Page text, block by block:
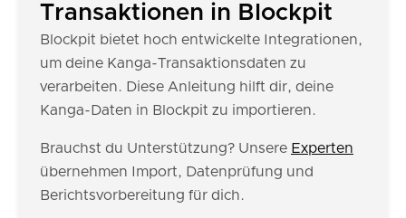
Transaktionen in Blockpit
Blockpit bietet hoch entwickelte Integrationen,
um deine Kanga-Transaktionsdaten zu
verarbeiten. Diese Anleitung hilft dir, deine
Kanga-Daten in Blockpit zu importieren.
Brauchst du Unterstützung? Unsere Experten
übernehmen Import, Datenprüfung und
Berichtsvorbereitung für dich.